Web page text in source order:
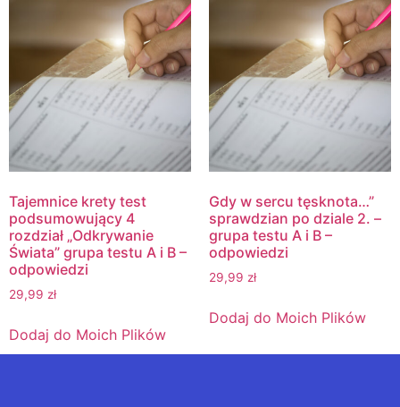
Tajemnice krety test
podsumowujący 4
rozdział „Odkrywanie
Świata” grupa testu A i B –
odpowiedzi
29,99 zł
Dodaj do Moich Plików
Gdy w sercu tęsknota…”
sprawdzian po dziale 2. –
grupa testu A i B –
odpowiedzi
29,99 zł
Dodaj do Moich Plików